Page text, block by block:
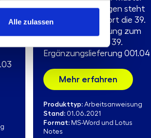
Alle zulassen
Arbeitsanweisungen steht
Ihnen hier ab sofort die 39.
Ergänzungslieferung zum
Download bereit. 39.
Ergänzungslieferung 001.04
Mehr erfahren
Produkttyp:Arbeitsanweisung
Stand:01.06.2021
Format:MS-Word und Lotus
Notes